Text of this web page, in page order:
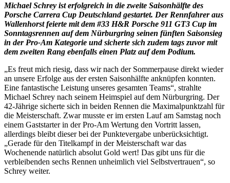
Michael Schrey ist erfolgreich in die zweite Saisonhälfte des
Porsche Carrera Cup Deutschland gestartet. Der Rennfahrer aus
Wallenhorst feierte mit dem #33 H&R Porsche 911 GT3 Cup im
Sonntagsrennen auf dem Nürburgring seinen fünften Saisonsieg
in der Pro-Am Kategorie und sicherte sich zudem tags zuvor mit
dem zweiten Rang ebenfalls einen Platz auf dem Podium.
„Es freut mich riesig, dass wir nach der Sommerpause direkt wieder
an unsere Erfolge aus der ersten Saisonhälfte anknüpfen konnten.
Eine fantastische Leistung unseres gesamten Teams“, strahlte
Michael Schrey nach seinem Heimspiel auf dem Nürburgring. Der
42-Jährige sicherte sich in beiden Rennen die Maximalpunktzahl für
die Meisterschaft. Zwar musste er im ersten Lauf am Samstag noch
einem Gaststarter in der Pro-Am Wertung den Vortritt lassen,
allerdings bleibt dieser bei der Punktevergabe unberücksichtigt.
„Gerade für den Titelkampf in der Meisterschaft war das
Wochenende natürlich absolut Gold wert! Das gibt uns für die
verbleibenden sechs Rennen unheimlich viel Selbstvertrauen“, so
Schrey weiter.